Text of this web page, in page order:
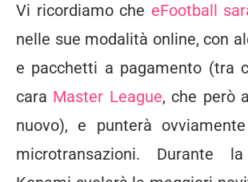
Vi ricordiamo che eFootball
nelle sue modalità online, con
e pacchetti a pagamento (tra
cara Master League, che però
nuovo), e punterà
microtransazioni. Durante